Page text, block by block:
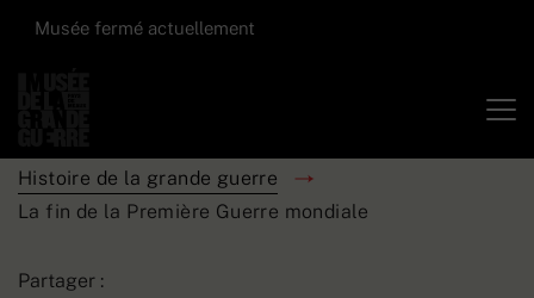
Musée fermé actuellement
Histoire de la grande guerre
La fin de la Première Guerre mondiale
Partager :